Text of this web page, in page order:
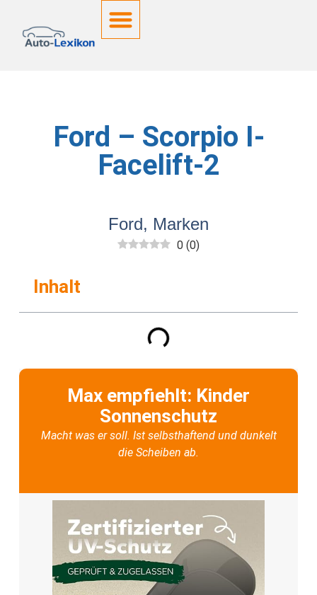
Ford – Scorpio I-
Facelift-2
Ford, Marken
0 (0)
Inhalt
Max empfiehlt: Kinder
Sonnenschutz
Macht was er soll. Ist selbsthaftend und dunkelt
die Scheiben ab.